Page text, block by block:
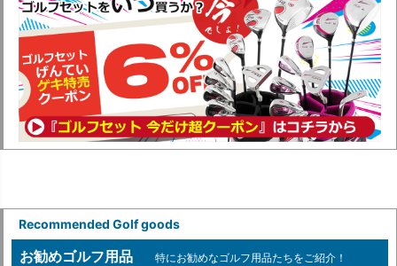
Recommended Golf goods
お勧めゴルフ用品 特にお勧めなゴルフ用品たちをご紹介！